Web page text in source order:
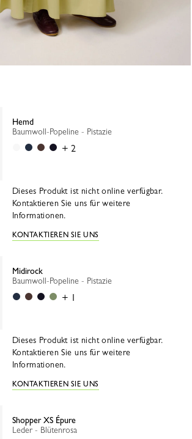
Hemd
Baumwoll-Popeline - Pistazie
Weiss
Marine
Ebenholz
Schwarz
+ 2
Dieses Produkt ist nicht online verfügbar.
Kontaktieren Sie uns für weitere
Informationen.
KONTAKTIEREN SIE UNS
Midirock
Baumwoll-Popeline - Pistazie
Marine
Ebenholz
Schwarz
Flechte
+ 1
Dieses Produkt ist nicht online verfügbar.
Kontaktieren Sie uns für weitere
Informationen.
KONTAKTIEREN SIE UNS
Shopper XS Épure
Leder - Blütenrosa